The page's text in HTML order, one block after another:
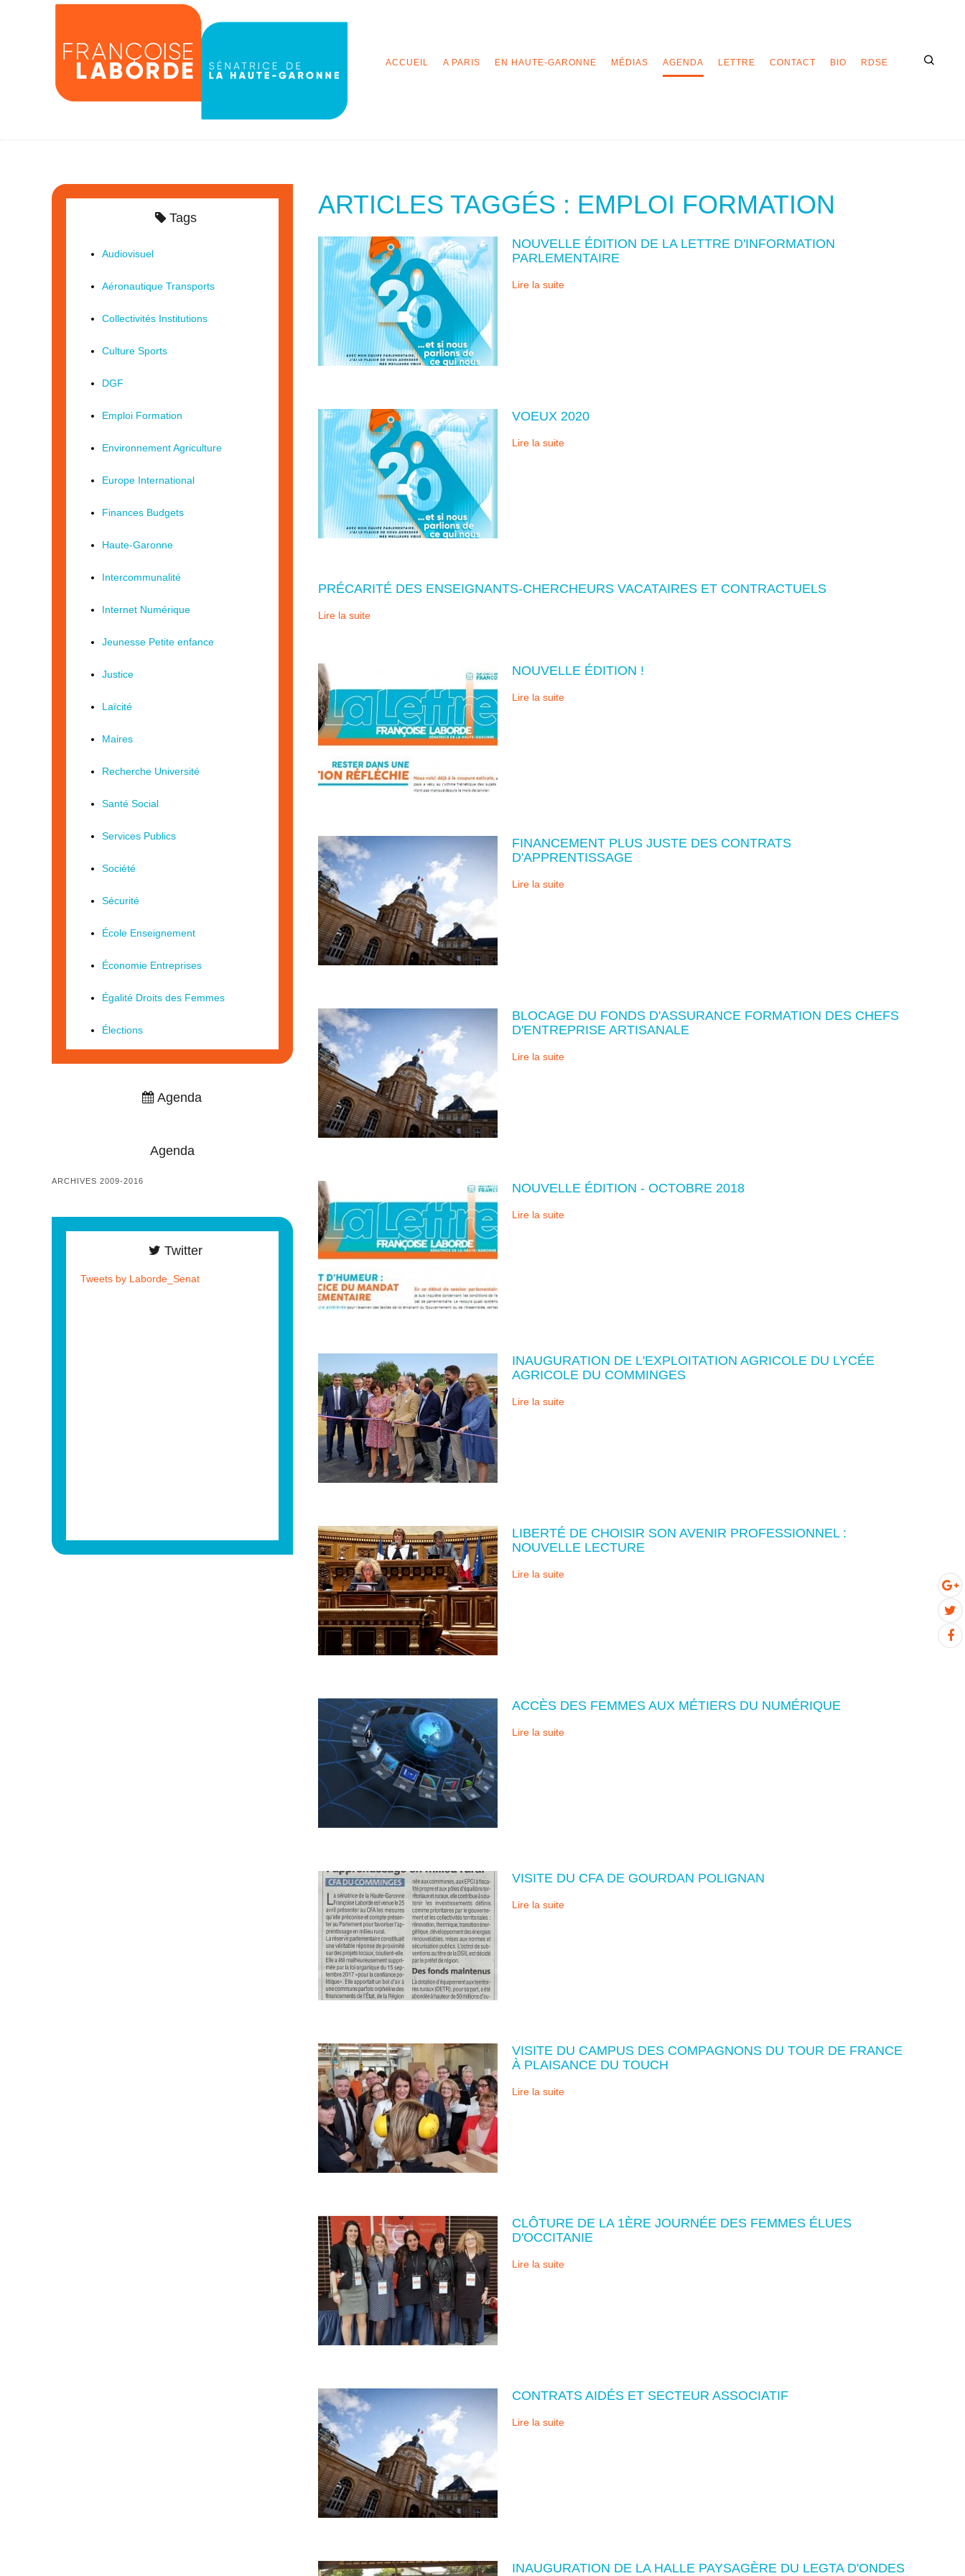
ACCUEIL A PARIS EN HAUTE-GARONNE MÉDIAS AGENDA LETTRE CONTACT BIO RDSE
ARTICLES TAGGÉS : EMPLOI FORMATION
NOUVELLE ÉDITION DE LA LETTRE D'INFORMATION
PARLEMENTAIRE
Lire la suite
VOEUX 2020
Lire la suite
PRÉCARITÉ DES ENSEIGNANTS-CHERCHEURS VACATAIRES ET CONTRACTUELS
Lire la suite
NOUVELLE ÉDITION !
Lire la suite
FINANCEMENT PLUS JUSTE DES CONTRATS
D'APPRENTISSAGE
Lire la suite
BLOCAGE DU FONDS D'ASSURANCE FORMATION DES CHEFS
D'ENTREPRISE ARTISANALE
Lire la suite
NOUVELLE ÉDITION - OCTOBRE 2018
Lire la suite
INAUGURATION DE L'EXPLOITATION AGRICOLE DU LYCÉE
AGRICOLE DU COMMINGES
Lire la suite
LIBERTÉ DE CHOISIR SON AVENIR PROFESSIONNEL :
NOUVELLE LECTURE
Lire la suite
ACCÈS DES FEMMES AUX MÉTIERS DU NUMÉRIQUE
Lire la suite
VISITE DU CFA DE GOURDAN POLIGNAN
Lire la suite
VISITE DU CAMPUS DES COMPAGNONS DU TOUR DE FRANCE
À PLAISANCE DU TOUCH
Lire la suite
CLÔTURE DE LA 1ÈRE JOURNÉE DES FEMMES ÉLUES
D'OCCITANIE
Lire la suite
CONTRATS AIDÉS ET SECTEUR ASSOCIATIF
Lire la suite
INAUGURATION DE LA HALLE PAYSAGÈRE DU LEGTA D'ONDES
Tags
Audiovisuel
Aéronautique Transports
Collectivités Institutions
Culture Sports
DGF
Emploi Formation
Environnement Agriculture
Europe International
Finances Budgets
Haute-Garonne
Intercommunalité
Internet Numérique
Jeunesse Petite enfance
Justice
Laïcité
Maires
Recherche Université
Santé Social
Services Publics
Société
Sécurité
École Enseignement
Économie Entreprises
Égalité Droits des Femmes
Élections
Agenda
Agenda
ARCHIVES 2009-2016
Twitter
Tweets by Laborde_Senat